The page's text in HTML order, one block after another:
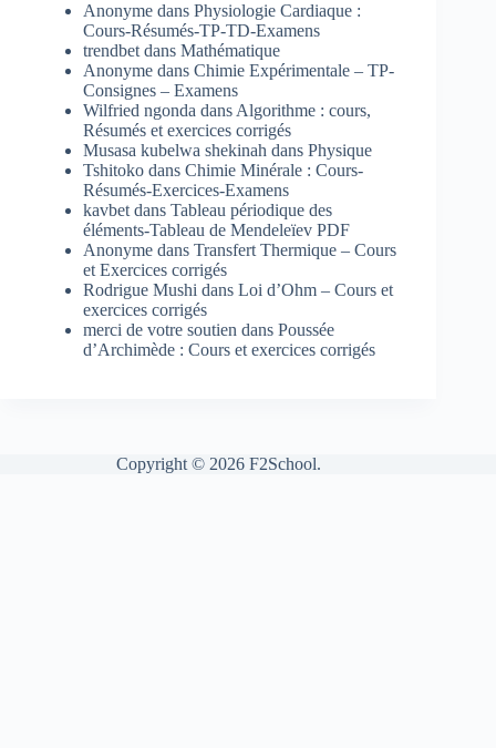
Anonyme dans Physiologie Cardiaque :
Cours-Résumés-TP-TD-Examens
trendbet dans Mathématique
Anonyme dans Chimie Expérimentale – TP-
Consignes – Examens
Wilfried ngonda dans Algorithme : cours,
Résumés et exercices corrigés
Musasa kubelwa shekinah dans Physique
Tshitoko dans Chimie Minérale : Cours-
Résumés-Exercices-Examens
kavbet dans Tableau périodique des
éléments-Tableau de Mendeleïev PDF
Anonyme dans Transfert Thermique – Cours
et Exercices corrigés
Rodrigue Mushi dans Loi d’Ohm – Cours et
exercices corrigés
merci de votre soutien dans Poussée
d’Archimède : Cours et exercices corrigés
Copyright © 2026 F2School.